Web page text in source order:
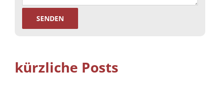
kürzliche Posts